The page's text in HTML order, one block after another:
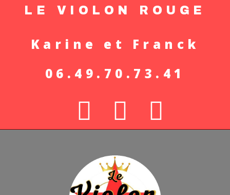
LE VIOLON ROUGE
Karine et Franck
06.49.70.73.41